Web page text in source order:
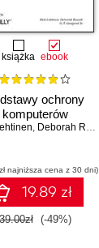
książka ebook
ochrony
komputerów
, Deborah Russell
najniższa cena z 30 dni)
19.89 zł
(-49%)